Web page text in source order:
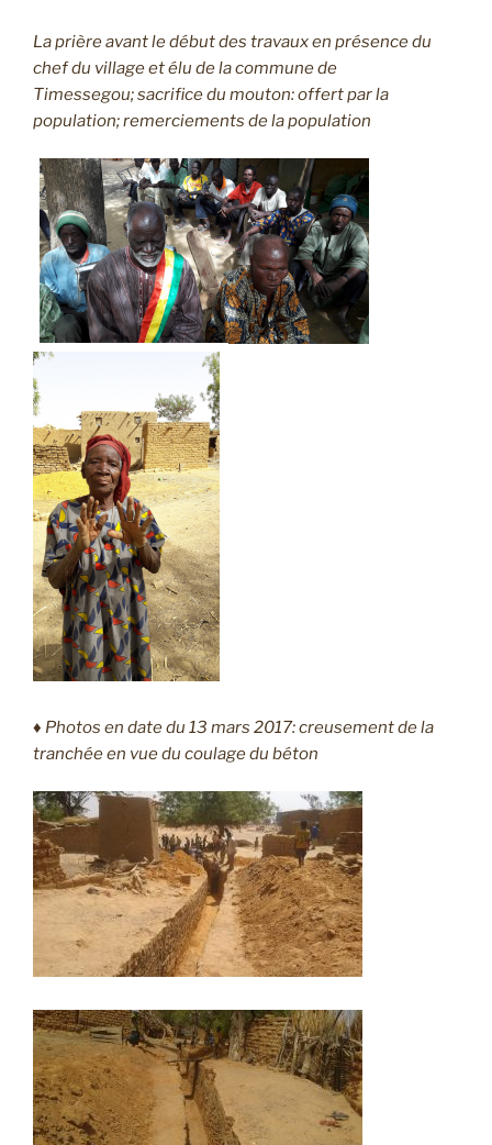
La prière avant le début des travaux en présence du
chef du village et élu de la commune de
Timessegou; sacrifice du mouton: offert par la
population; remerciements de la population
♦ Photos en date du 13 mars 2017: creusement de la
tranchée en vue du coulage du béton